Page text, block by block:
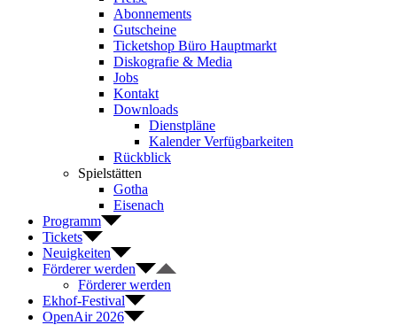
Abonnements
Gutscheine
Ticketshop Büro Hauptmarkt
Diskografie & Media
Jobs
Kontakt
Downloads
Dienstpläne
Kalender Verfügbarkeiten
Rückblick
Spielstätten
Gotha
Eisenach
Programm
Tickets
Neuigkeiten
Förderer werden
Förderer werden
Ekhof-Festival
OpenAir 2026